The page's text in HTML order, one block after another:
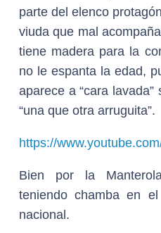
parte del elenco
viuda que mal
tiene madera para la
no le espanta la edad,
aparece a “cara
“una que otra arruguita”.
https://
Bien por la
teniendo chamba en
nacional.